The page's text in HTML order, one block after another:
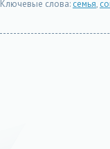
Ключевые слова: семья,